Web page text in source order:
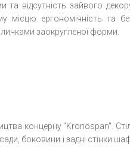
відсутність зайвого
місцю ергономічність та
заокругленої форми.
концерну "Kronospan".
боковини і задні стінки